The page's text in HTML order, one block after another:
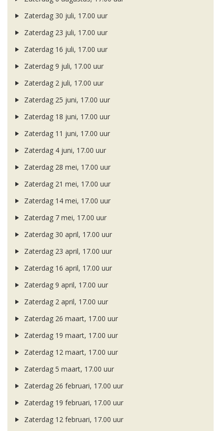
Zaterdag 30 juli, 17.00 uur
Zaterdag 23 juli, 17.00 uur
Zaterdag 16 juli, 17.00 uur
Zaterdag 9 juli, 17.00 uur
Zaterdag 2 juli, 17.00 uur
Zaterdag 25 juni, 17.00 uur
Zaterdag 18 juni, 17.00 uur
Zaterdag 11 juni, 17.00 uur
Zaterdag 4 juni, 17.00 uur
Zaterdag 28 mei, 17.00 uur
Zaterdag 21 mei, 17.00 uur
Zaterdag 14 mei, 17.00 uur
Zaterdag 7 mei, 17.00 uur
Zaterdag 30 april, 17.00 uur
Zaterdag 23 april, 17.00 uur
Zaterdag 16 april, 17.00 uur
Zaterdag 9 april, 17.00 uur
Zaterdag 2 april, 17.00 uur
Zaterdag 26 maart, 17.00 uur
Zaterdag 19 maart, 17.00 uur
Zaterdag 12 maart, 17.00 uur
Zaterdag 5 maart, 17.00 uur
Zaterdag 26 februari, 17.00 uur
Zaterdag 19 februari, 17.00 uur
Zaterdag 12 februari, 17.00 uur